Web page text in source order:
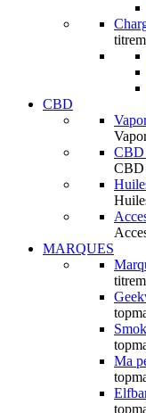
CBD
CBD
CBD
MARQUES
Ma